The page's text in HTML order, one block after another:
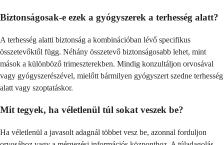
Biztonságosak-e ezek a gyógyszerek a terhesség alatt?
A terhesség alatti biztonság a kombinációban lévő specifikus
összetevőktől függ. Néhány összetevő biztonságosabb lehet, mint
mások a különböző trimeszterekben. Mindig konzultáljon orvosával
vagy gyógyszerészével, mielőtt bármilyen gyógyszert szedne terhesség
alatt vagy szoptatáskor.
Mit tegyek, ha véletlenül túl sokat veszek be?
Ha véletlenül a javasolt adagnál többet vesz be, azonnal forduljon